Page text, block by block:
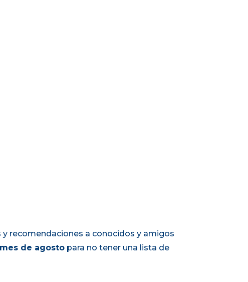
recomendaciones a conocidos y amigos
de agosto para no tener una lista de